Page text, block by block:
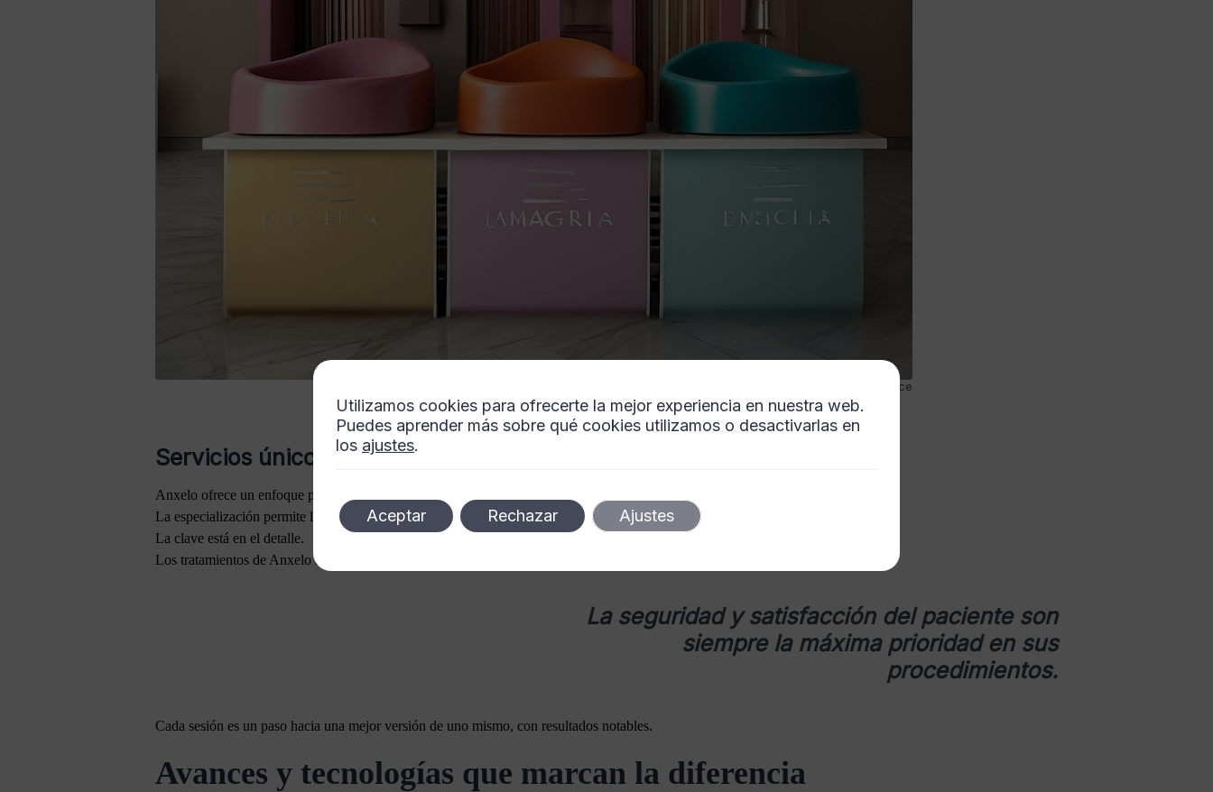
Etiqueta: Landscape photography requires patience and persistence
Servicios únicos que redefinen los estándares de belleza
Anxelo ofrece un enfoque personalizado adaptándose a las necesidades individuales de cada paciente.
La especialización permite lograr resultados óptimos con un enfoque delicado y profesional.
La clave está en el detalle.
Los tratamientos de Anxelo se centran en realzar la belleza natural de cada individuo.
La seguridad y satisfacción del paciente son
siempre la máxima prioridad en sus
procedimientos.
Cada sesión es un paso hacia una mejor versión de uno mismo, con resultados notables.
Avances y tecnologías que marcan la diferencia
Utilizamos cookies para ofrecerte la mejor experiencia en nuestra web.
Puedes aprender más sobre qué cookies utilizamos o desactivarlas en
los ajustes.
Aceptar Rechazar Ajustes